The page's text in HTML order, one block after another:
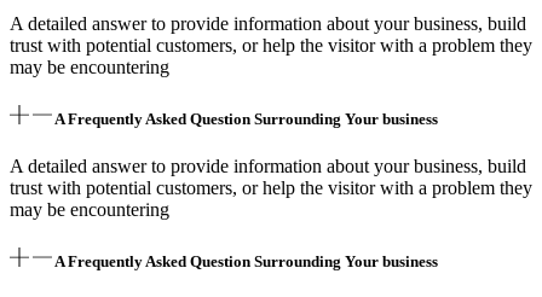
A detailed answer to provide information about your business, build
trust with potential customers, or help the visitor with a problem they
may be encountering
A Frequently Asked Question Surrounding Your business
A detailed answer to provide information about your business, build
trust with potential customers, or help the visitor with a problem they
may be encountering
A Frequently Asked Question Surrounding Your business